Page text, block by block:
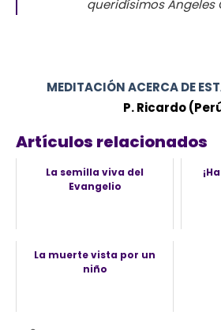
queridísimos Ángeles
MEDITACIÓN ACERCA DE
P. Ricardo
Artículos relacionados
La semilla viva del
Evangelio
La muerte vista por un
niño